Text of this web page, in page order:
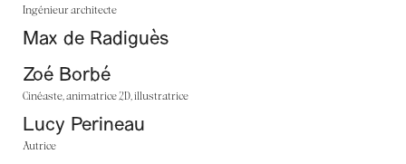
Ingénieur architecte
Max de Radiguès
Zoé Borbé
Cinéaste, animatrice 2D, illustratrice
Lucy Perineau
Autrice